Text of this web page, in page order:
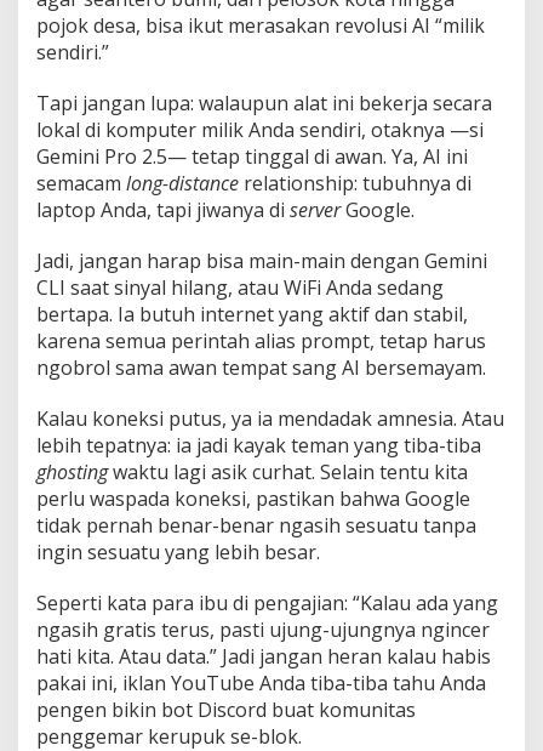
pojok desa, bisa ikut merasakan revolusi AI “milik
sendiri.”
Tapi jangan lupa: walaupun alat ini bekerja secara
lokal di komputer milik Anda sendiri, otaknya —si
Gemini Pro 2.5— tetap tinggal di awan. Ya, AI ini
semacam long-distance relationship: tubuhnya di
laptop Anda, tapi jiwanya di serverGoogle.
Jadi, jangan harap bisa main-main dengan Gemini
CLI saat sinyal hilang, atau WiFi Anda sedang
bertapa. Ia butuh internet yang aktif dan stabil,
karena semua perintah alias prompt, tetap harus
ngobrol sama awan tempat sang AI bersemayam.
Kalau koneksi putus, ya ia mendadak amnesia. Atau
lebih tepatnya: ia jadi kayak teman yang tiba-tiba
ghostingwaktu lagi asik curhat. Selain tentu kita
perlu waspada koneksi, pastikan bahwa Google
tidak pernah benar-benar ngasih sesuatu tanpa
ingin sesuatu yang lebih besar.
Seperti kata para ibu di pengajian: “Kalau ada yang
ngasih gratis terus, pasti ujung-ujungnya ngincer
hati kita. Atau data.” Jadi jangan heran kalau habis
pakai ini, iklan YouTube Anda tiba-tiba tahu Anda
pengen bikin bot Discord buat komunitas
penggemar kerupuk se-blok.